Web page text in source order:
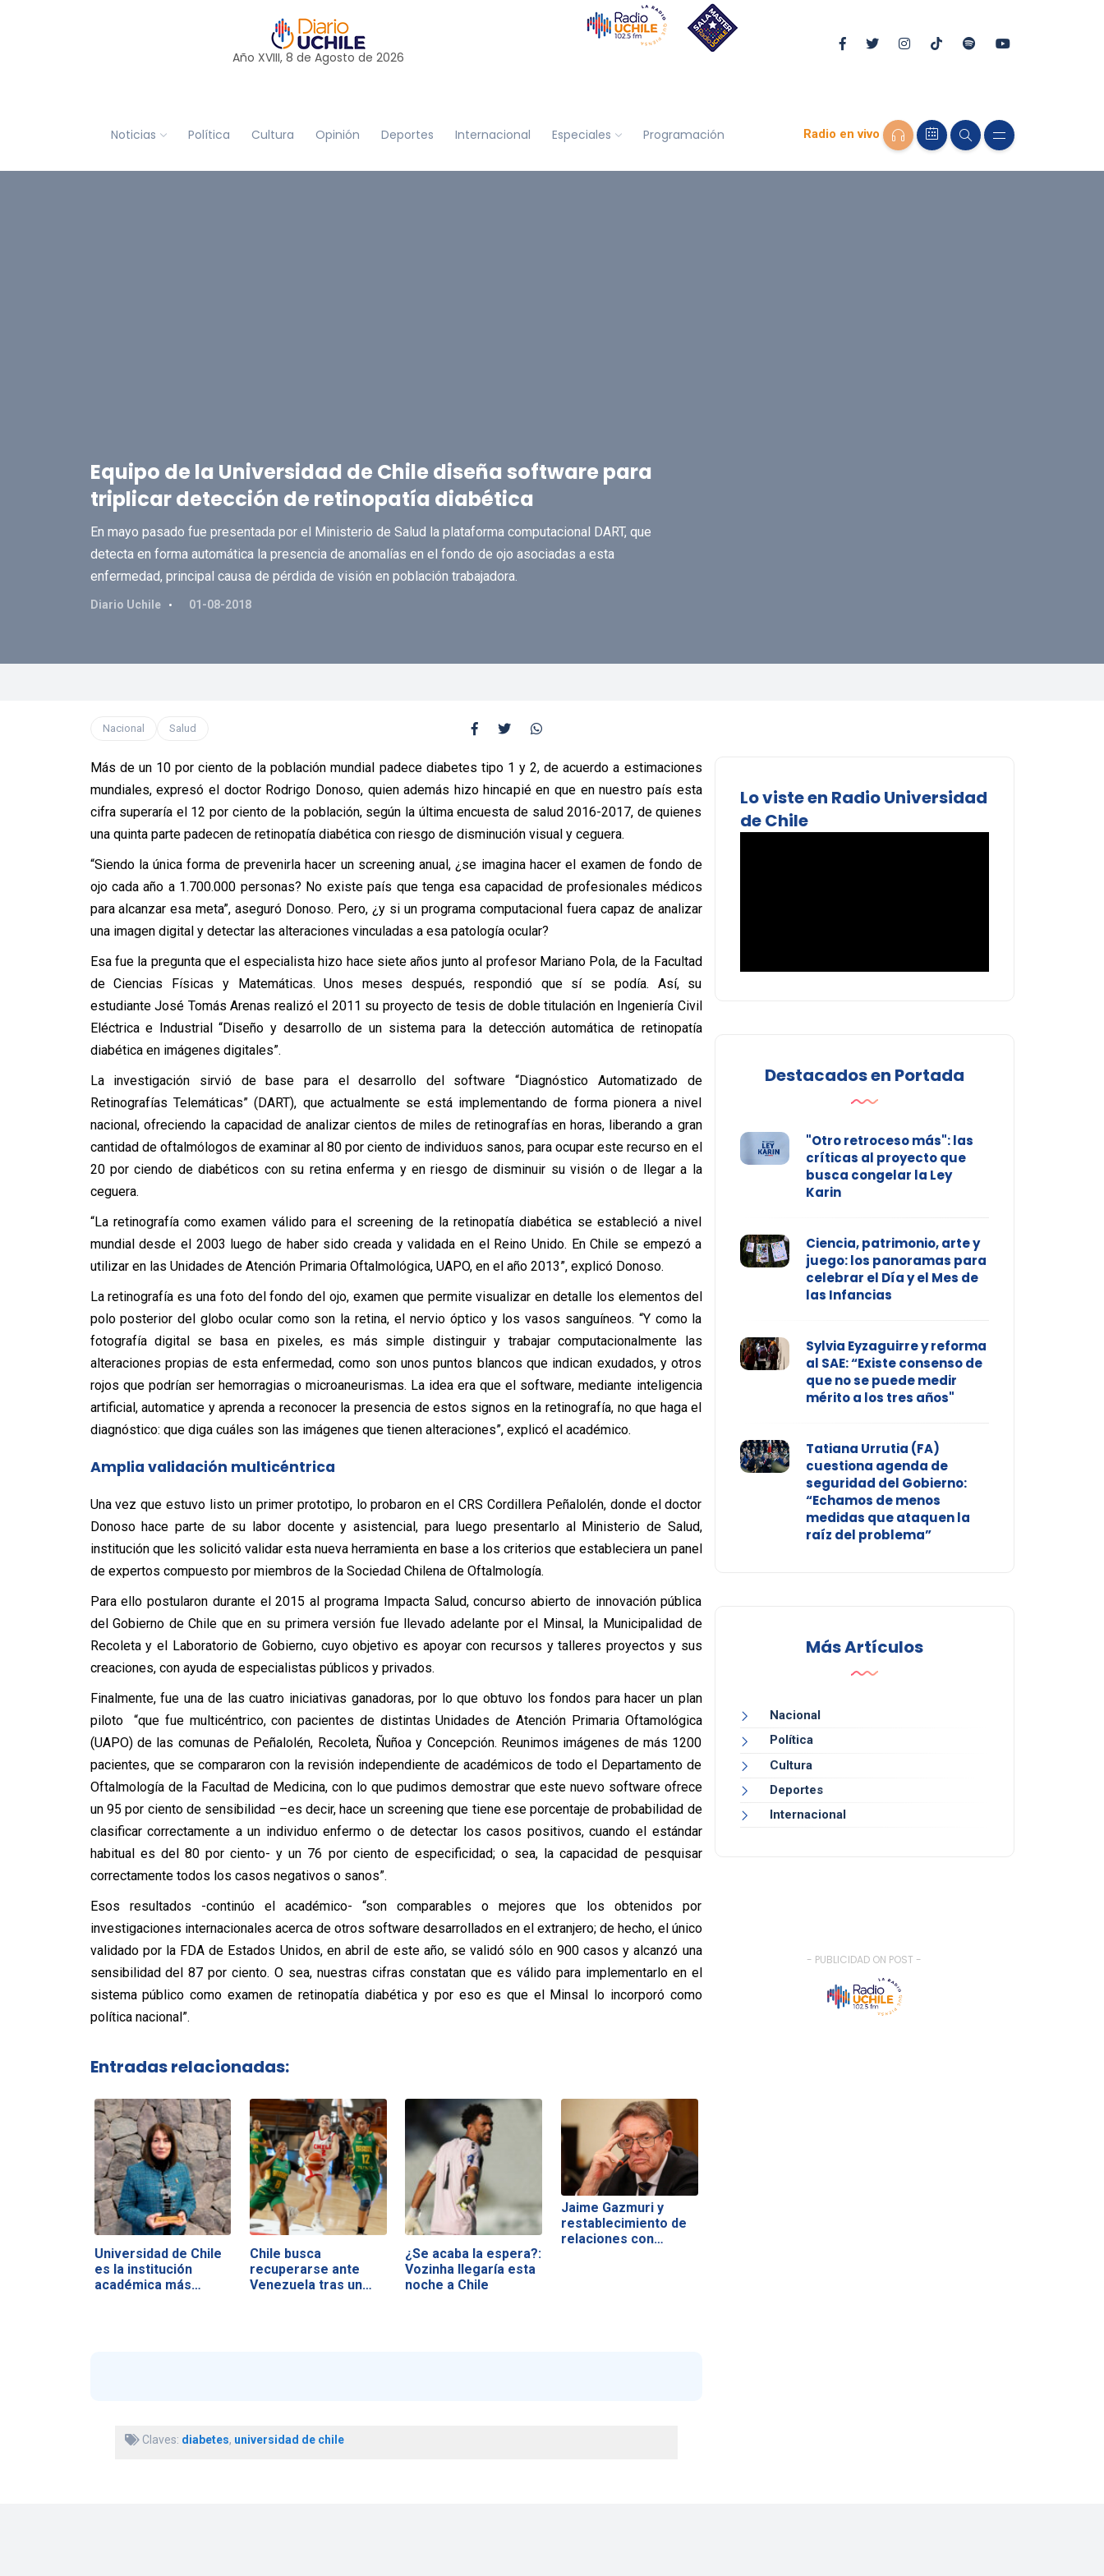
Año XVIII, 8 de Agosto de 2026
Noticias Política Cultura Opinión Deportes Internacional Especiales Programación Radio en vivo
Equipo de la Universidad de Chile diseña software para
triplicar detección de retinopatía diabética
En mayo pasado fue presentada por el Ministerio de Salud la plataforma computacional DART, que
detecta en forma automática la presencia de anomalías en el fondo de ojo asociadas a esta
enfermedad, principal causa de pérdida de visión en población trabajadora.
Diario Uchile 01-08-2018
Nacional Salud
Más de un 10 por ciento de la población mundial padece diabetes tipo 1 y 2, de acuerdo a estimaciones
mundiales, expresó el doctor Rodrigo Donoso, quien además hizo hincapié en que en nuestro país esta
cifra superaría el 12 por ciento de la población, según la última encuesta de salud 2016-2017, de quienes
una quinta parte padecen de retinopatía diabética con riesgo de disminución visual y ceguera.
“Siendo la única forma de prevenirla hacer un screening anual, ¿se imagina hacer el examen de fondo de
ojo cada año a 1.700.000 personas? No existe país que tenga esa capacidad de profesionales médicos
para alcanzar esa meta”, aseguró Donoso. Pero, ¿y si un programa computacional fuera capaz de analizar
una imagen digital y detectar las alteraciones vinculadas a esa patología ocular?
Esa fue la pregunta que el especialista hizo hace siete años junto al profesor Mariano Pola, de la Facultad
de Ciencias Físicas y Matemáticas. Unos meses después, respondió que sí se podía. Así, su
estudiante José Tomás Arenas realizó el 2011 su proyecto de tesis de doble titulación en Ingeniería Civil
Eléctrica e Industrial “Diseño y desarrollo de un sistema para la detección automática de retinopatía
diabética en imágenes digitales”.
La investigación sirvió de base para el desarrollo del software “Diagnóstico Automatizado de
Retinografías Telemáticas” (DART), que actualmente se está implementando de forma pionera a nivel
nacional, ofreciendo la capacidad de analizar cientos de miles de retinografías en horas, liberando a gran
cantidad de oftalmólogos de examinar al 80 por ciento de individuos sanos, para ocupar este recurso en el
20 por ciendo de diabéticos con su retina enferma y en riesgo de disminuir su visión o de llegar a la
ceguera.
“La retinografía como examen válido para el screening de la retinopatía diabética se estableció a nivel
mundial desde el 2003 luego de haber sido creada y validada en el Reino Unido. En Chile se empezó a
utilizar en las Unidades de Atención Primaria Oftalmológica, UAPO, en el año 2013”, explicó Donoso.
La retinografía es una foto del fondo del ojo, examen que permite visualizar en detalle los elementos del
polo posterior del globo ocular como son la retina, el nervio óptico y los vasos sanguíneos. “Y como la
fotografía digital se basa en pixeles, es más simple distinguir y trabajar computacionalmente las
alteraciones propias de esta enfermedad, como son unos puntos blancos que indican exudados, y otros
rojos que podrían ser hemorragias o microaneurismas. La idea era que el software, mediante inteligencia
artificial, automatice y aprenda a reconocer la presencia de estos signos en la retinografía, no que haga el
diagnóstico: que diga cuáles son las imágenes que tienen alteraciones”, explicó el académico.
Amplia validación multicéntrica
Una vez que estuvo listo un primer prototipo, lo probaron en el CRS Cordillera Peñalolén, donde el doctor
Donoso hace parte de su labor docente y asistencial, para luego presentarlo al Ministerio de Salud,
institución que les solicitó validar esta nueva herramienta en base a los criterios que estableciera un panel
de expertos compuesto por miembros de la Sociedad Chilena de Oftalmología.
Para ello postularon durante el 2015 al programa Impacta Salud, concurso abierto de innovación pública
del Gobierno de Chile que en su primera versión fue llevado adelante por el Minsal, la Municipalidad de
Recoleta y el Laboratorio de Gobierno, cuyo objetivo es apoyar con recursos y talleres proyectos y sus
creaciones, con ayuda de especialistas públicos y privados.
Finalmente, fue una de las cuatro iniciativas ganadoras, por lo que obtuvo los fondos para hacer un plan
piloto
“que fue multicéntrico, con pacientes de distintas Unidades de Atención Primaria Oftamológica
(UAPO) de las comunas de Peñalolén, Recoleta, Ñuñoa y Concepción. Reunimos imágenes de más 1200
pacientes, que se compararon con la revisión independiente de académicos de todo el Departamento de
Oftalmología de la Facultad de Medicina, con lo que pudimos demostrar que este nuevo software ofrece
un 95 por ciento de sensibilidad –es decir, hace un screening que tiene ese porcentaje de probabilidad de
clasificar correctamente a un individuo enfermo o de detectar los casos positivos, cuando el estándar
habitual es del 80 por ciento- y un 76 por ciento de especificidad; o sea, la capacidad de pesquisar
correctamente todos los casos negativos o sanos”.
Esos resultados -continúo el académico- “son comparables o mejores que los obtenidos por
investigaciones internacionales acerca de otros software desarrollados en el extranjero; de hecho, el único
validado por la FDA de Estados Unidos, en abril de este año, se validó sólo en 900 casos y alcanzó una
sensibilidad del 87 por ciento. O sea, nuestras cifras constatan que es válido para implementarlo en el
sistema público como examen de retinopatía diabética y por eso es que el Minsal lo incorporó como
política nacional”.
Entradas relacionadas:
Universidad de Chile
es la institución
académica más…
Chile busca
recuperarse ante
Venezuela tras un
¿Se acaba la espera?:
Vozinha llegaría esta
noche a Chile
Jaime Gazmuri y
restablecimiento de
relaciones con…
Claves: diabetes, universidad de chile
Lo viste en Radio Universidad
de Chile
Destacados en Portada
"Otro retroceso más": las
críticas al proyecto que
busca congelar la Ley
Karin
Ciencia, patrimonio, arte y
juego: los panoramas para
celebrar el Día y el Mes de
las Infancias
Sylvia Eyzaguirre y reforma
al SAE: “Existe consenso de
que no se puede medir
mérito a los tres años"
Tatiana Urrutia (FA)
cuestiona agenda de
seguridad del Gobierno:
“Echamos de menos
medidas que ataquen la
raíz del problema”
Más Artículos
Nacional
Política
Cultura
Deportes
Internacional
- PUBLICIDAD ON POST -